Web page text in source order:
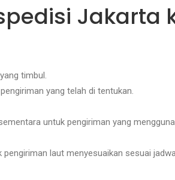
Jakarta
timbul.
yang telah di tentukan.
untuk pengiriman yang
laut menyesuaikan sesuai